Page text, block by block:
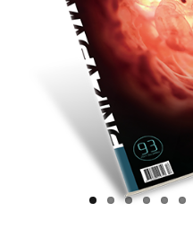
關於我們